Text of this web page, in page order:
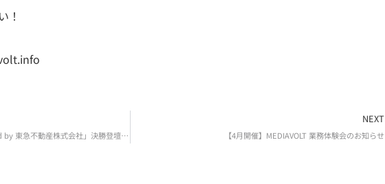
！
「LAUNCHPAD SEED 2025 Powered by 東急不動産株式会社」決勝登壇者に3volt株式会社が選出
NEXT
【4月開催】MEDIAVOLT 業務体験会のお知らせ